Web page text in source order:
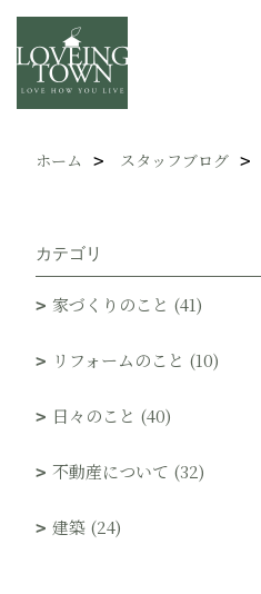
ホーム スタッフブログ
カテゴリ
家づくりのこと (41)
リフォームのこと (10)
日々のこと (40)
不動産について (32)
建築 (24)